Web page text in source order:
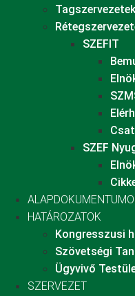
Tagszervezetek
SZEFIT
SZEF
HATÁROZATOK
Kongresszusi
Szövetségi
Ügyvivő
SZERVEZET